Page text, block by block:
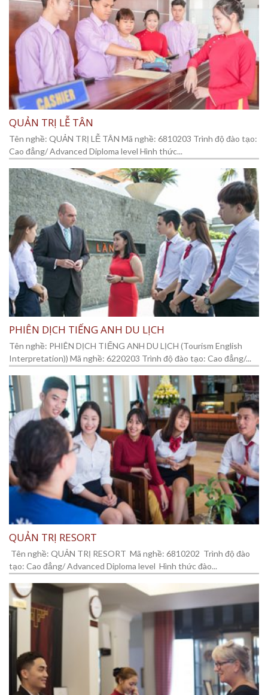
QUẢN TRỊ LỄ TÂN
Tên nghề: QUẢN TRỊ LỄ TÂN Mã nghề: 6810203 Trình độ đào tạo:
Cao đẳng/ Advanced Diploma level Hình thức...
PHIÊN DỊCH TIẾNG ANH DU LỊCH
Tên nghề: PHIÊN DỊCH TIẾNG ANH DU LỊCH (Tourism English
Interpretation)) Mã nghề: 6220203 Trình độ đào tạo: Cao đẳng/...
QUẢN TRỊ RESORT
Tên nghề: QUẢN TRỊ RESORT Mã nghề: 6810202 Trình độ đào
tạo: Cao đẳng/ Advanced Diploma level Hình thức đào...